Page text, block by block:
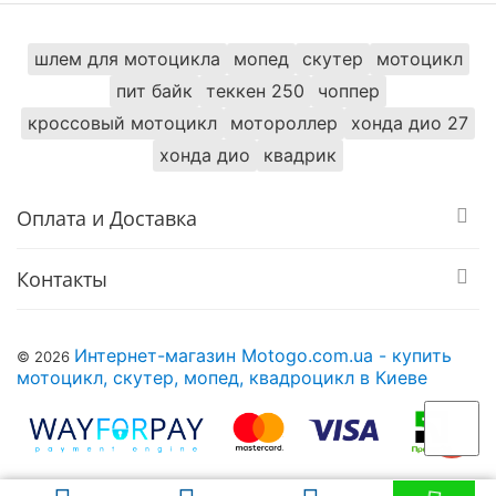
шлем для мотоцикла мопед скутер
мотоцикл
пит байк
теккен 250
чоппер
кроссовый мотоцикл
мотороллер
хонда дио 27
хонда дио
квадрик
Оплата и Доставка
Контакты
© 2026 Интернет-магазин Motogo.com.ua - купить
мотоцикл, скутер, мопед, квадроцикл в Киеве